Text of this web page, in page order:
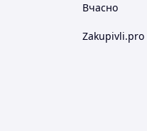
Вчасно
Zakupivli.pro